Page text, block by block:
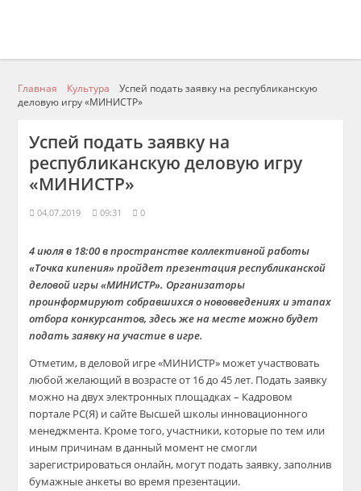
Главная Культура
Успей подать заявку на республиканскую
деловую игру «МИНИСТР»
Успей подать заявку на
республиканскую деловую игру
«МИНИСТР»
04.07.2019 09:31 0
4 июля в 18:00 в пространстве коллективной работы
«Точка кипения» пройдет презентация республиканской
деловой игры «МИНИСТР». Организаторы
проинформируют собравшихся о нововведениях и этапах
отбора конкурсантов, здесь же на месте можно будет
подать заявку на участие в игре.
Отметим, в деловой игре «МИНИСТР» может участвовать
любой желающий в возрасте от 16 до 45 лет. Подать заявку
можно на двух электронных площадках – Кадровом
портале РС(Я) и сайте Высшей школы инновационного
менеджмента. Кроме того, участники, которые по тем или
иным причинам в данный момент не смогли
зарегистрироваться онлайн, могут подать заявку, заполнив
бумажные анкеты во время презентации.